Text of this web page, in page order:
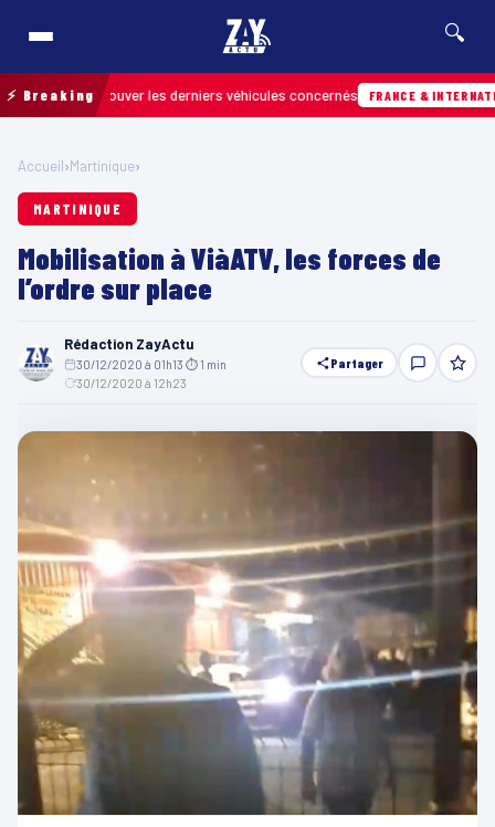
🔍
⚡ Breaking
retrouver les derniers véhicules concernés FRANCE & INTERNATIONALE
Accueil›Martinique›
MARTINIQUE
Mobilisation à ViàATV, les forces de
l’ordre sur place
Rédaction ZayActu
30/12/2020 à 01h13 ⏱ 1 min
30/12/2020 à 12h23
Partager